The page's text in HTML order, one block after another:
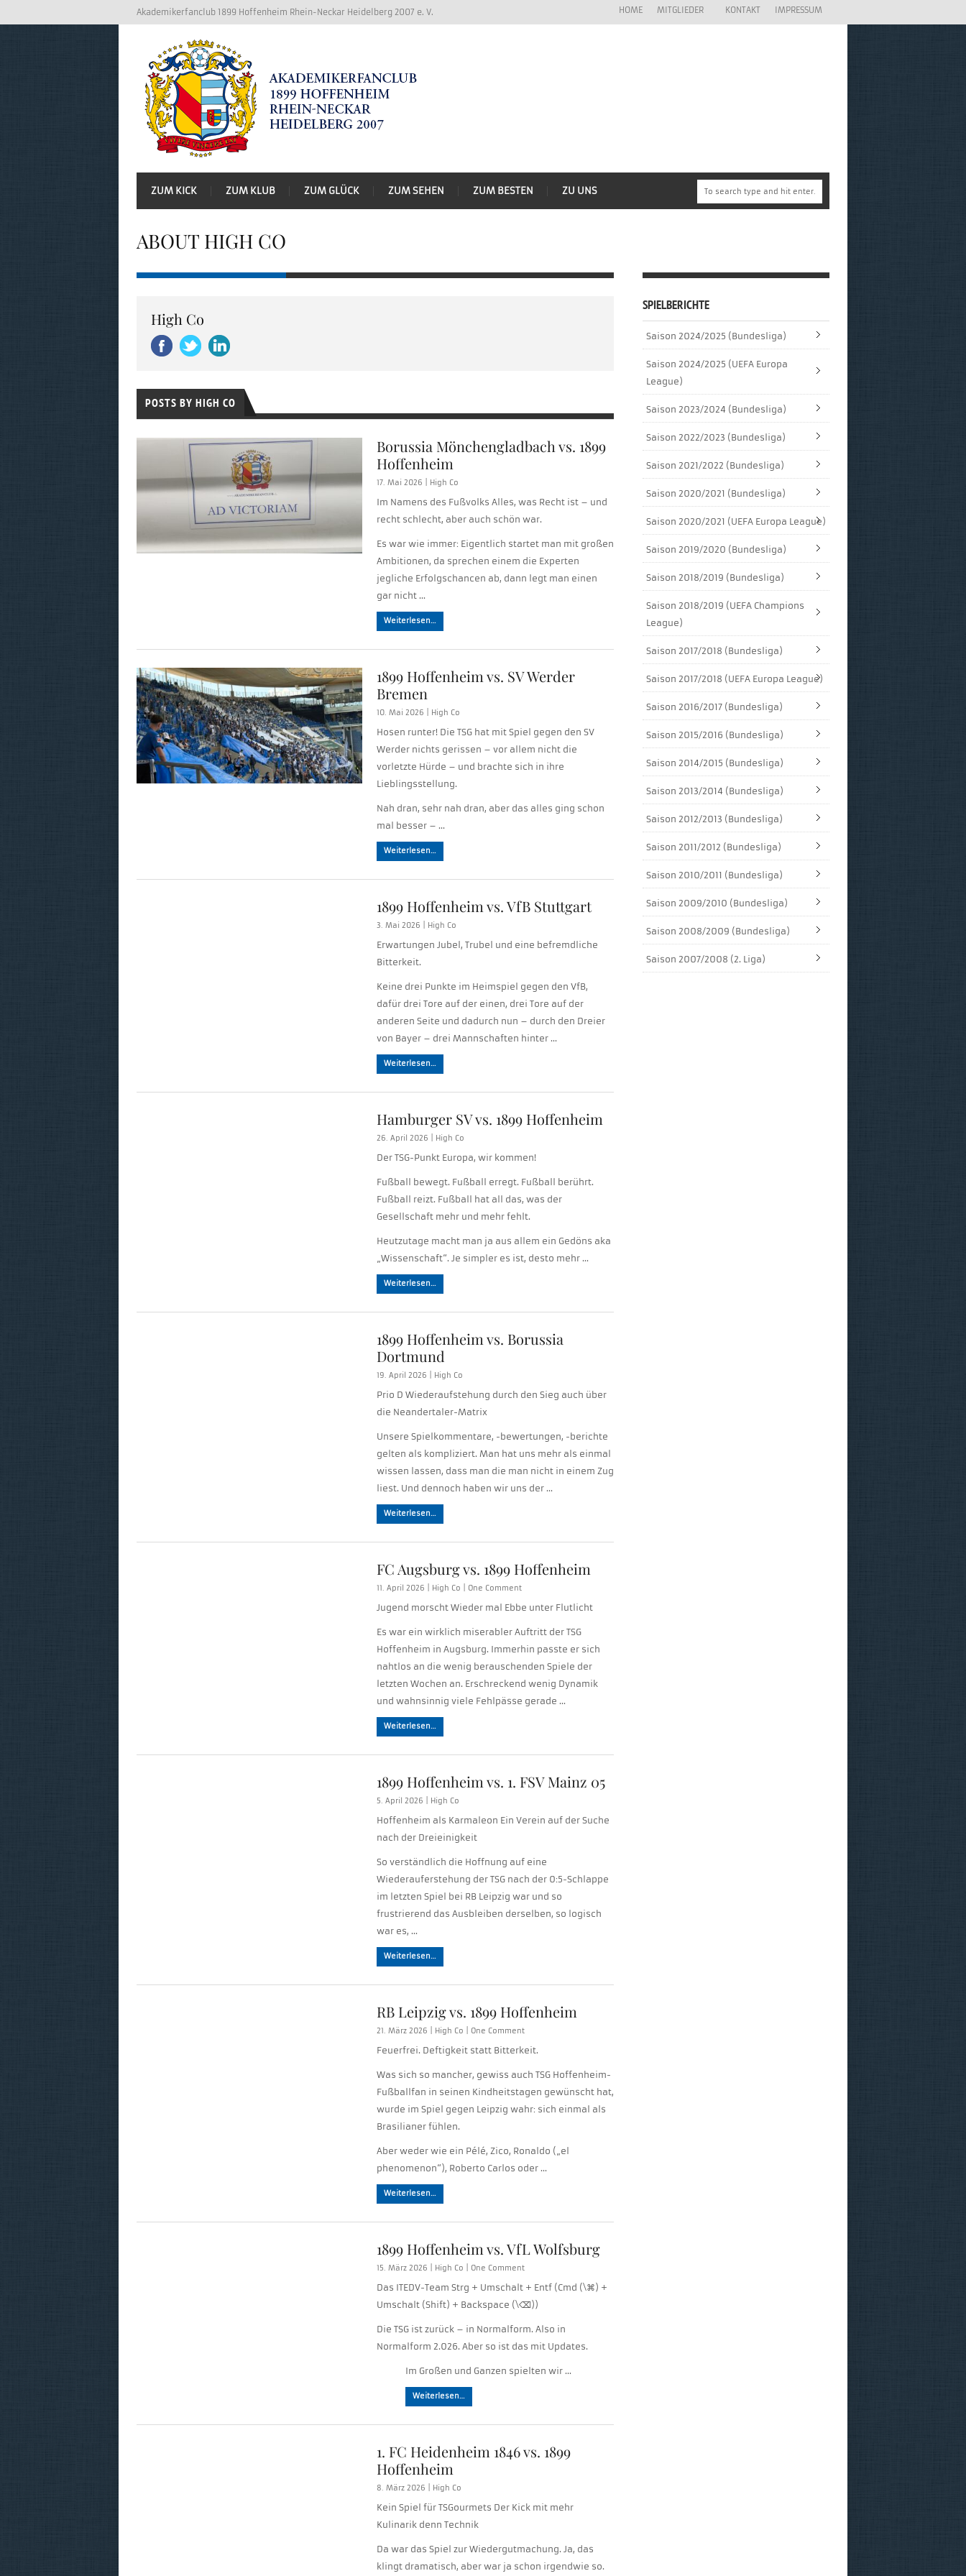
Akademikerfanclub 1899 Hoffenheim Rhein-Neckar Heidelberg 2007 e. V. HOME MITGLIEDER KONTAKT IMPRESSUM
ZUM KICK ZUM KLUB ZUM GLÜCK ZUM SEHEN ZUM BESTEN ZU UNS
ABOUT HIGH CO
High Co
POSTS BY HIGH CO
Borussia Mönchengladbach vs. 1899
Hoffenheim
17. Mai 2026 | High Co
Im Namens des Fußvolks Alles, was Recht ist – und
recht schlecht, aber auch schön war.
Es war wie immer: Eigentlich startet man mit großen
Ambitionen, da sprechen einem die Experten
jegliche Erfolgschancen ab, dann legt man einen
gar nicht …
Weiterlesen…
1899 Hoffenheim vs. SV Werder
Bremen
10. Mai 2026 | High Co
Hosen runter! Die TSG hat mit Spiel gegen den SV
Werder nichts gerissen – vor allem nicht die
vorletzte Hürde – und brachte sich in ihre
Lieblingsstellung.
Nah dran, sehr nah dran, aber das alles ging schon
mal besser – …
Weiterlesen…
1899 Hoffenheim vs. VfB Stuttgart
3. Mai 2026 | High Co
Erwartungen Jubel, Trubel und eine befremdliche
Bitterkeit.
Keine drei Punkte im Heimspiel gegen den VfB,
dafür drei Tore auf der einen, drei Tore auf der
anderen Seite und dadurch nun – durch den Dreier
von Bayer – drei Mannschaften hinter …
Weiterlesen…
Hamburger SV vs. 1899 Hoffenheim
26. April 2026 | High Co
Der TSG-Punkt Europa, wir kommen!
Fußball bewegt. Fußball erregt. Fußball berührt.
Fußball reizt. Fußball hat all das, was der
Gesellschaft mehr und mehr fehlt.
Heutzutage macht man ja aus allem ein Gedöns aka
„Wissenschaft“. Je simpler es ist, desto mehr …
Weiterlesen…
1899 Hoffenheim vs. Borussia
Dortmund
19. April 2026 | High Co
Prio D Wiederaufstehung durch den Sieg auch über
die Neandertaler-Matrix
Unsere Spielkommentare, -bewertungen, -berichte
gelten als kompliziert. Man hat uns mehr als einmal
wissen lassen, dass man die man nicht in einem Zug
liest. Und dennoch haben wir uns der …
Weiterlesen…
FC Augsburg vs. 1899 Hoffenheim
11. April 2026 | High Co One Comment
Jugend morscht Wieder mal Ebbe unter Flutlicht
Es war ein wirklich miserabler Auftritt der TSG
Hoffenheim in Augsburg. Immerhin passte er sich
nahtlos an die wenig berauschenden Spiele der
letzten Wochen an. Erschreckend wenig Dynamik
und wahnsinnig viele Fehlpässe gerade …
Weiterlesen…
1899 Hoffenheim vs. 1. FSV Mainz 05
5. April 2026 | High Co
Hoffenheim als Karmaleon Ein Verein auf der Suche
nach der Dreieinigkeit
So verständlich die Hoffnung auf eine
Wiederauferstehung der TSG nach der 0:5-Schlappe
im letzten Spiel bei RB Leipzig war und so
frustrierend das Ausbleiben derselben, so logisch
war es, …
Weiterlesen…
RB Leipzig vs. 1899 Hoffenheim
21. März 2026 | High Co One Comment
Feuerfrei. Deftigkeit statt Bitterkeit.
Was sich so mancher, gewiss auch TSG Hoffenheim-
Fußballfan in seinen Kindheitstagen gewünscht hat,
wurde im Spiel gegen Leipzig wahr: sich einmal als
Brasilianer fühlen.
Aber weder wie ein Pélé, Zico, Ronaldo („el
phenomenon“), Roberto Carlos oder …
Weiterlesen…
1899 Hoffenheim vs. VfL Wolfsburg
15. März 2026 | High Co One Comment
Das ITEDV-Team Strg + Umschalt + Entf (Cmd (\⌘) +
Umschalt (Shift) + Backspace (\⌫))
Die TSG ist zurück – in Normalform. Also in
Normalform 2.026. Aber so ist das mit Updates.
Im Großen und Ganzen spielten wir …
Weiterlesen…
1. FC Heidenheim 1846 vs. 1899
Hoffenheim
8. März 2026 | High Co
Kein Spiel für TSGourmets Der Kick mit mehr
Kulinarik denn Technik
Da war das Spiel zur Wiedergutmachung. Ja, das
klingt dramatisch, aber war ja schon irgendwie so.
SPIELBERICHTE
Saison 2024/2025 (Bundesliga)
Saison 2024/2025 (UEFA Europa
League)
Saison 2023/2024 (Bundesliga)
Saison 2022/2023 (Bundesliga)
Saison 2021/2022 (Bundesliga)
Saison 2020/2021 (Bundesliga)
Saison 2020/2021 (UEFA Europa League)
Saison 2019/2020 (Bundesliga)
Saison 2018/2019 (Bundesliga)
Saison 2018/2019 (UEFA Champions
League)
Saison 2017/2018 (Bundesliga)
Saison 2017/2018 (UEFA Europa League)
Saison 2016/2017 (Bundesliga)
Saison 2015/2016 (Bundesliga)
Saison 2014/2015 (Bundesliga)
Saison 2013/2014 (Bundesliga)
Saison 2012/2013 (Bundesliga)
Saison 2011/2012 (Bundesliga)
Saison 2010/2011 (Bundesliga)
Saison 2009/2010 (Bundesliga)
Saison 2008/2009 (Bundesliga)
Saison 2007/2008 (2. Liga)